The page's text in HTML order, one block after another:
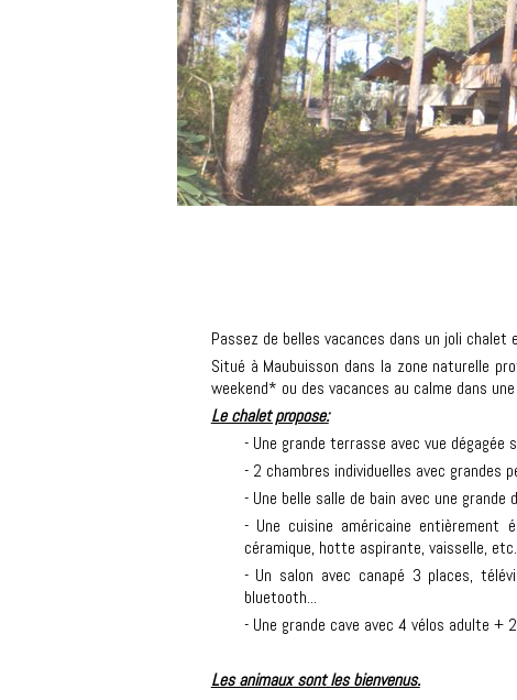
Passez de belles vacances dans un joli
Situé à Maubuisson dans la zone naturelle
weekend* ou des vacances au calme dans
Le chalet propose:
- Une grande terrasse avec vue
- 2 chambres individuelles avec
- Une belle salle de bain avec une
- Une cuisine américaine entièrement
céramique, hotte aspirante, vaisselle,
- Un salon avec canapé 3 places,
bluetooth...
- Une grande cave avec 4 vélos adulte
Les animaux sont les bienvenus.